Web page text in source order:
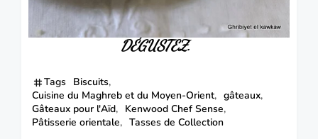
DÉGUSTEZ.
Tags Biscuits
Cuisine du Maghreb et du Moyen-Orient
gâteaux
Gâteaux pour l'Aïd
Kenwood Chef Sense
Pâtisserie orientale
Tasses de Collection